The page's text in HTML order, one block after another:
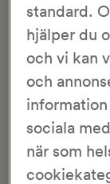
KronJäst
45 min
En saftig,
toppad med
3/5
standard.
hjälper du
och vi kan
och
sociala
när som